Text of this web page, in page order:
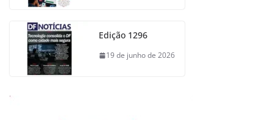
Edição 1296
19 de junho de 2026